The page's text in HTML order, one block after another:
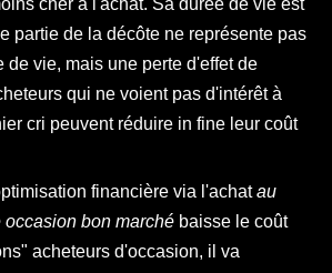
cher à l'achat. Sa durée de vie est
partie de la décôte ne représente pas
de vie, mais une perte d'effet de
qui ne voient pas d'intérêt à
cri peuvent réduire in fine leur coût
financière via l'achatau
occasion bon marché baisse le coût
acheteurs d'occasion, il va